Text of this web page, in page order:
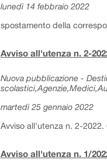
lunedì 14 febbraio 2022
spostamento della
Avviso all'utenza n. 2-
Nuova pubblicazione -
martedì 25 gennaio 2022
Avviso all'utenza n. 2-
Avviso all'utenza n. 1/